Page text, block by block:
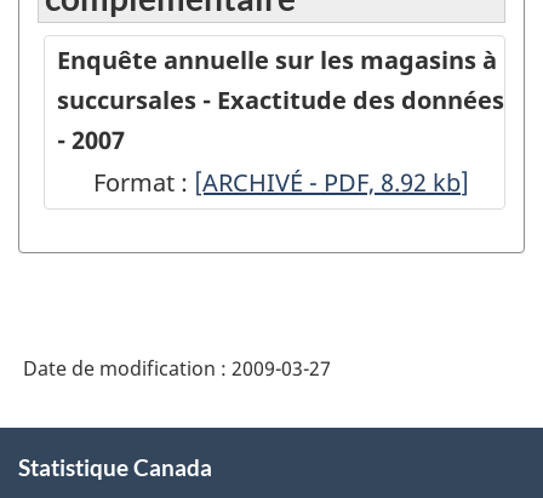
Enquête annuelle sur les magasins à
succursales - Exactitude des données
- 2007
Format : Enquête
sur
à
succursales
-
[ARCHIVÉ - PDF, 8.92 kb]
Date de modification : 2009-03-27
propos
Statistique Canada